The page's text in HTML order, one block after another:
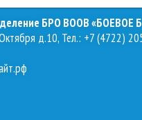
БРО ВООВ «БОЕВОЕ
д.10, Тел.: +7 (4722)